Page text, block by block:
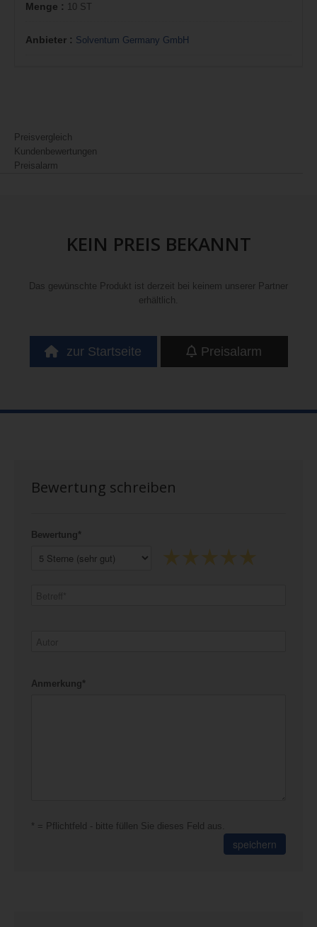
Menge : 10 ST
Anbieter : Solventum Germany GmbH
Preisvergleich
Kundenbewertungen
Preisalarm
KEIN PREIS BEKANNT
Das gewünschte Produkt ist derzeit bei keinem unserer Partner
erhältlich.
zur Startseite Preisalarm
Bewertung schreiben
Bewertung*
Anmerkung*
* = Pflichtfeld - bitte füllen Sie dieses Feld aus.
speichern